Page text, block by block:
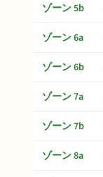
ゾーン 5b
ゾーン 6a
ゾーン 6b
ゾーン 7a
ゾーン 7b
ゾーン 8a